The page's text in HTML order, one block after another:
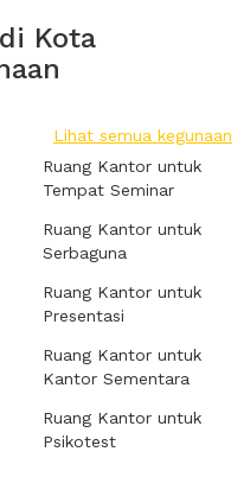
Kota
Lihat semua kegunaan
Ruang Kantor untuk
Tempat Seminar
Ruang Kantor untuk
Serbaguna
Ruang Kantor untuk
Presentasi
Ruang Kantor untuk
Kantor Sementara
Ruang Kantor untuk
Psikotest